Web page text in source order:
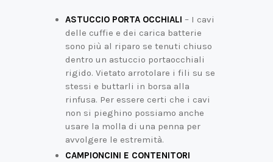
ASTUCCIO PORTA OCCHIALI – I cavi
delle cuffie e dei carica batterie
sono più al riparo se tenuti chiuso
dentro un astuccio portaocchiali
rigido. Vietato arrotolare i fili su se
stessi e buttarli in borsa alla
rinfusa. Per essere certi che i cavi
non si pieghino possiamo anche
usare la molla di una penna per
avvolgere le estremità.
CAMPIONCINI E CONTENITORI